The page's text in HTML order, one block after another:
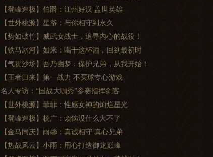
【登峰造极】伯爵：江州好汉 盖世英雄
【世外桃源】星爷：与你相守到永久
【势如破竹】威武女战士，追寻内心的战役！
【铁马冰河】如来：喝干这杯酒，回到最初时
【气贯沙场】吾乃幽梦：保护兄弟，从我开始！
【王者归来】第一战力 不买球专心游戏
名人专访：“国战大咖秀”参赛指挥剑客
【世外桃源】菲菲：性感女神的灿烂星光
【登峰造极】杨广：烦恼没什么大不了
【金马同庆】雨馨：真诚相守 真心兄弟
【热战风云】小雨：用心打造御龙巅峰